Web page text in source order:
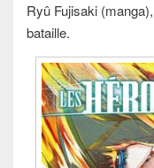
Ryû Fujisaki
bataille.